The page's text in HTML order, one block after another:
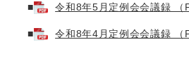
■ 令和8年5月定例会会議録 （
■ 令和8年4月定例会会議録 （